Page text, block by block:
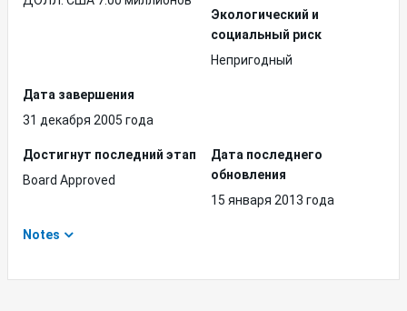
Экологический и
социальный риск
Непригодный
Дата завершения
31 декабря 2005 года
Достигнут последний этап
Board Approved
Дата последнего
обновления
15 января 2013 года
Notes